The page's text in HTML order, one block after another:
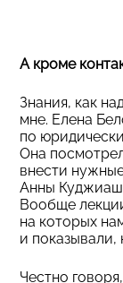
А кроме
Знания, как
мне. Елена
по
Она
внести
Анны
Вообще
на которых
и показывали,
Честно